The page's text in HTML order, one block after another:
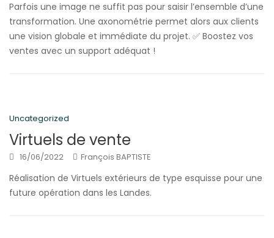
Parfois une image ne suffit pas pour saisir l’ensemble d’une
transformation. Une axonométrie permet alors aux clients
une vision globale et immédiate du projet. ✅ Boostez vos
ventes avec un support adéquat !
Uncategorized
Virtuels de vente
16/06/2022 François BAPTISTE
Réalisation de Virtuels extérieurs de type esquisse pour une
future opération dans les Landes.